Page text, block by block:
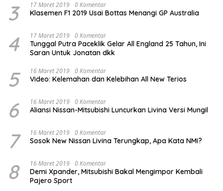
3 17 Maret 2019 0 Komentar
Klasemen F1 2019 Usai Bottas Menangi GP Australia
4 17 Maret 2019 0 Komentar
Tunggal Putra Paceklik Gelar All England 25 Tahun, Ini
Saran Untuk Jonatan dkk
5 16 Maret 2019 0 Komentar
Video: Kelemahan dan Kelebihan All New Terios
6 16 Maret 2019 0 Komentar
Aliansi Nissan-Mitsubishi Luncurkan Livina Versi Mungil
7 16 Maret 2019 0 Komentar
Sosok New Nissan Livina Terungkap, Apa Kata NMI?
8 16 Maret 2019 0 Komentar
Demi Xpander, Mitsubishi Bakal Mengimpor Kembali
Pajero Sport